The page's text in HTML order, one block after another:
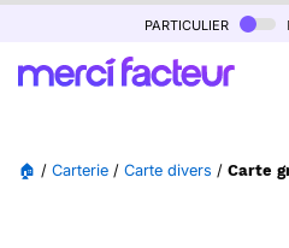
particulier
🏠 / Carterie / Carte divers / Carte